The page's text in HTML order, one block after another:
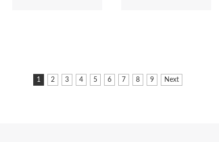
カ
1
ペ
2
ペ
3
ペ
4
ペ
5
ペ
6
ペ
7
ペ
8
ペ
9
次
Next